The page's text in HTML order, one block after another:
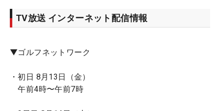
TV放送 インターネット配信情報
▼ゴルフネットワーク
・初日 8月13日（金）
午前4時〜午前7時